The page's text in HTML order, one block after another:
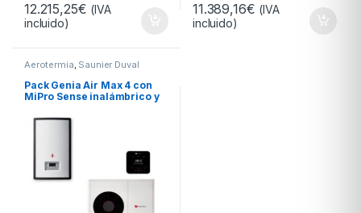
12.215,25€ (IVA
incluido)
11.389,16€ (IVA
incluido)
Aerotermia, Saunier Duval
Pack Genia Air Max 4 con
MiPro Sense inalámbrico y